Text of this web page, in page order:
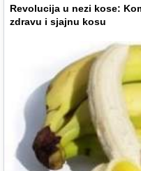
Revolucija u nezi kose:
zdravu i sjajnu kosu